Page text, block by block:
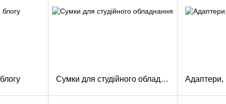
Сумки для студійного обладнання